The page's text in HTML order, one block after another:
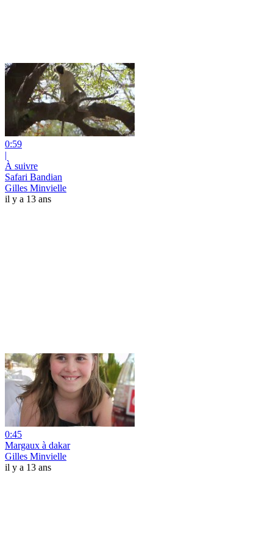
0:59
|
À suivre
Safari Bandian
Gilles Minvielle
il y a 13 ans
0:45
Margaux à dakar
Gilles Minvielle
il y a 13 ans